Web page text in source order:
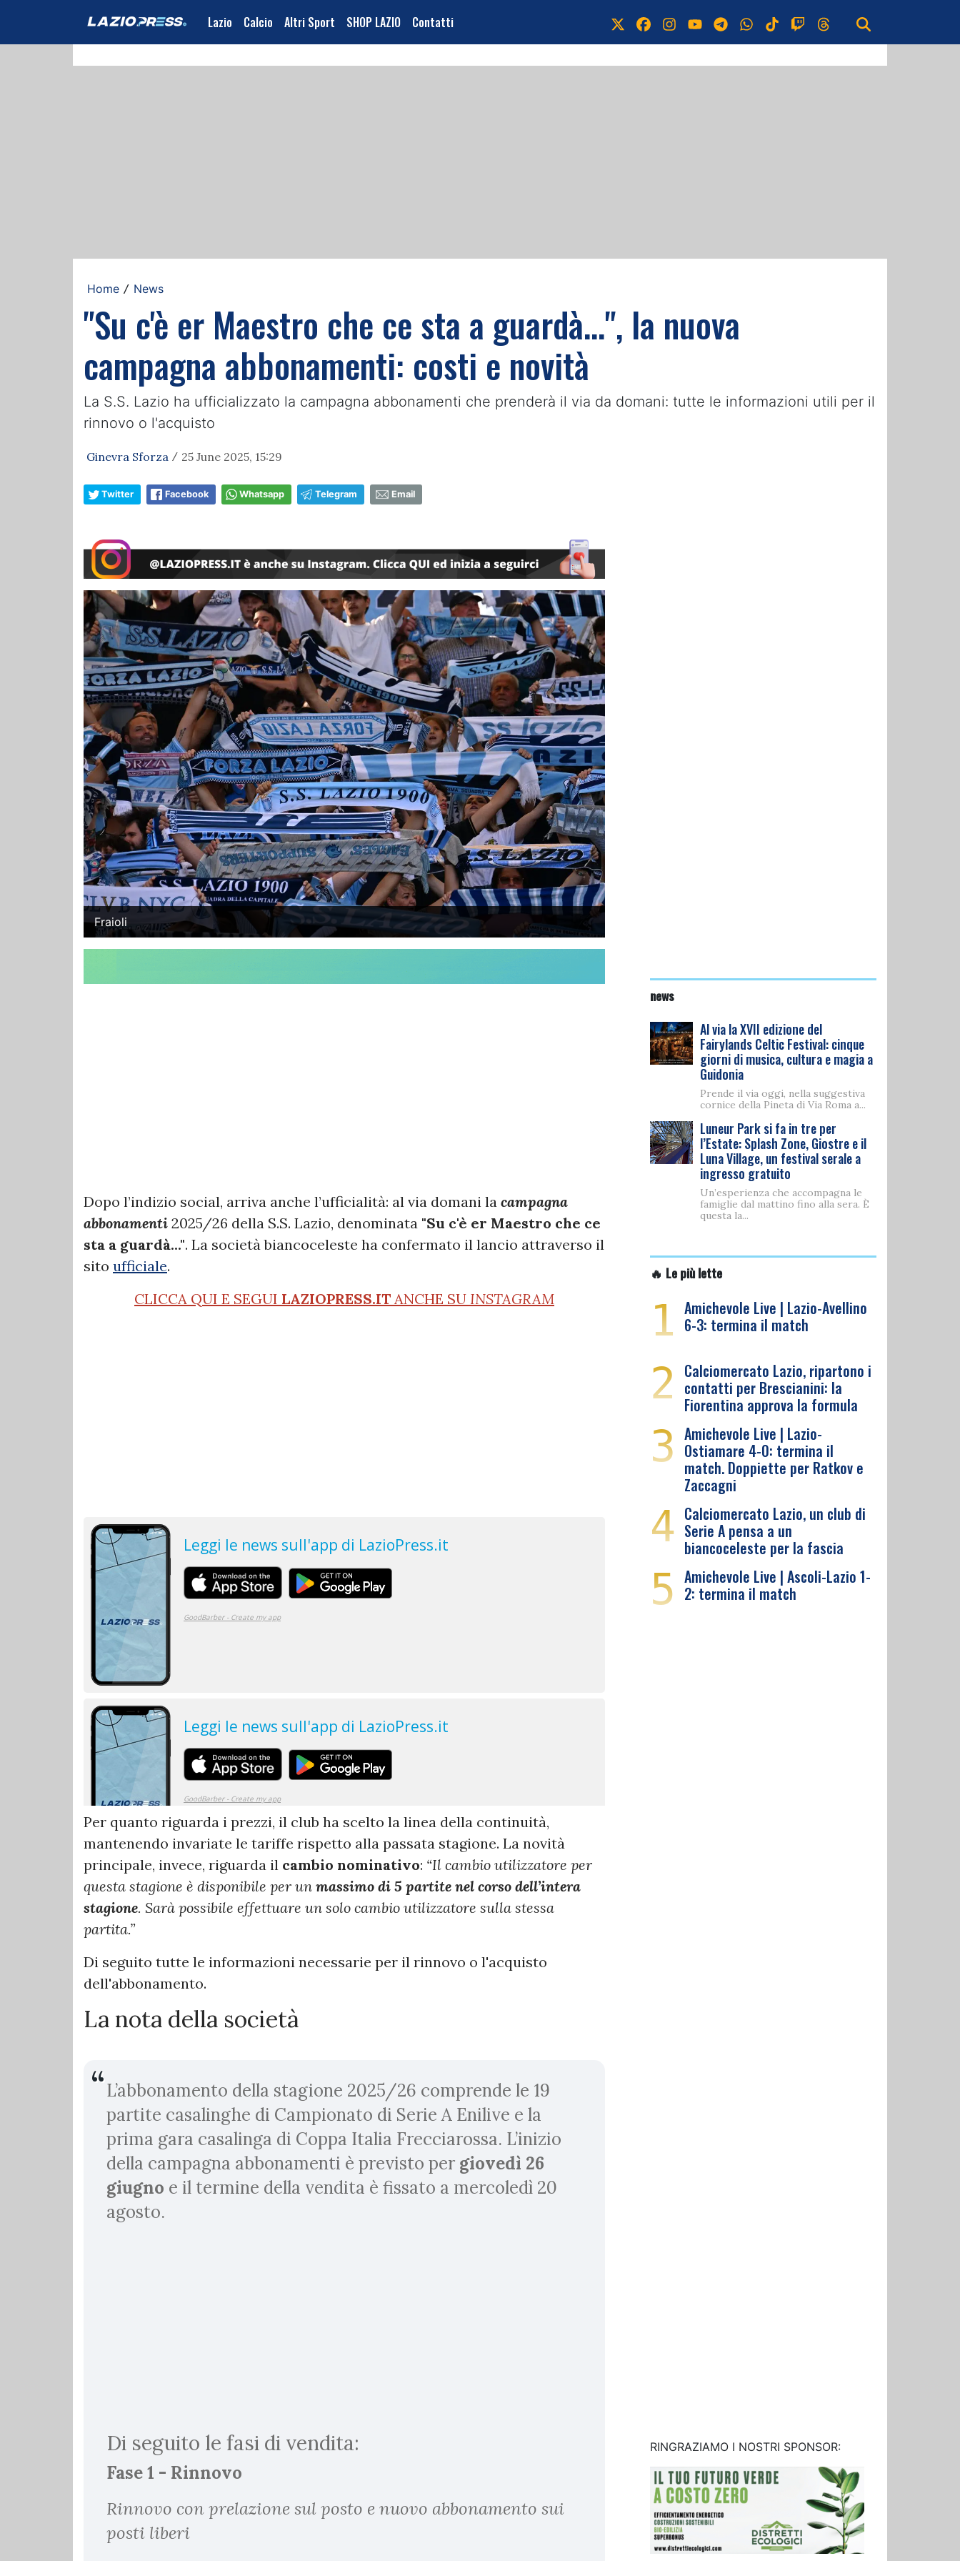
Lazio Calcio Altri Sport SHOP LAZIO Contatti
Home / News
"Su c'è er Maestro che ce sta a guardà...", la nuova
campagna abbonamenti: costi e novità
La S.S. Lazio ha ufficializzato la campagna abbonamenti che prenderà il via da domani: tutte le informazioni utili per il
rinnovo o l'acquisto
Ginevra Sforza / 25 June 2025, 15:29
Twitter Facebook Whatsapp Telegram Email
Fraioli
Dopo l’indizio social, arriva anche l’ufficialità: al via domani la campagna
abbonamenti 2025/26 della S.S. Lazio, denominata "Su c'è er Maestro che ce
sta a guardà...". La società biancoceleste ha confermato il lancio attraverso il
sito ufficiale.
CLICCA QUI E SEGUI LAZIOPRESS.IT ANCHE SU INSTAGRAM
Per quanto riguarda i prezzi, il club ha scelto la linea della continuità,
mantenendo invariate le tariffe rispetto alla passata stagione. La novità
principale, invece, riguarda il cambio nominativo: “Il cambio utilizzatore per
questa stagione è disponibile per un massimo di 5 partite nel corso dell’intera
stagione. Sarà possibile effettuare un solo cambio utilizzatore sulla stessa
partita.”
Di seguito tutte le informazioni necessarie per il rinnovo o l'acquisto
dell'abbonamento.
La nota della società
L’abbonamento della stagione 2025/26 comprende le 19
partite casalinghe di Campionato di Serie A Enilive e la
prima gara casalinga di Coppa Italia Frecciarossa. L’inizio
della campagna abbonamenti è previsto per giovedì 26
giugno e il termine della vendita è fissato a mercoledì 20
agosto.
Di seguito le fasi di vendita:
Fase 1 - Rinnovo
Rinnovo con prelazione sul posto e nuovo abbonamento sui
posti liberi
news
Al via la XVII edizione del
Fairylands Celtic Festival: cinque
giorni di musica, cultura e magia a
Guidonia
Prende il via oggi, nella suggestiva
cornice della Pineta di Via Roma a...
Luneur Park si fa in tre per
l’Estate: Splash Zone, Giostre e il
Luna Village, un festival serale a
ingresso gratuito
Un’esperienza che accompagna le
famiglie dal mattino fino alla sera. È
questa la...
🔥 Le più lette
1 Amichevole Live | Lazio-Avellino
6-3: termina il match
2 Calciomercato Lazio, ripartono i
contatti per Brescianini: la
Fiorentina approva la formula
3 Amichevole Live | Lazio-
Ostiamare 4-0: termina il
match. Doppiette per Ratkov e
Zaccagni
4 Calciomercato Lazio, un club di
Serie A pensa a un
biancoceleste per la fascia
5 Amichevole Live | Ascoli-Lazio 1-
2: termina il match
RINGRAZIAMO I NOSTRI SPONSOR: